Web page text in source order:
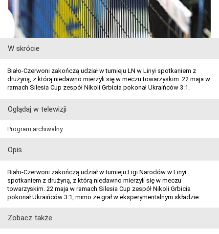
W skrócie
Biało-Czerwoni zakończą udział w turnieju LN w Linyi spotkaniem z
drużyną, z którą niedawno mierzyli się w meczu towarzyskim. 22 maja w
ramach Silesia Cup zespół Nikoli Grbicia pokonał Ukraińców 3:1.
Oglądaj w telewizji
Program archiwalny.
Opis
Biało-Czerwoni zakończą udział w turnieju Ligi Narodów w Linyi
spotkaniem z drużyną, z którą niedawno mierzyli się w meczu
towarzyskim. 22 maja w ramach Silesia Cup zespół Nikoli Grbicia
pokonał Ukraińców 3:1, mimo że grał w eksperymentalnym składzie.
Zobacz także